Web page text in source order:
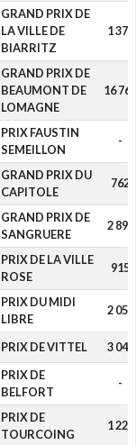
GRAND PRIX DE
LA VILLE DE
BIARRITZ
1 372
GRAND PRIX DE
BEAUMONT DE
LOMAGNE
16 769
PRIX FAUSTIN
SEMEILLON
-
GRAND PRIX DU
CAPITOLE
762
GRAND PRIX DE
SANGRUERE
2 897
PRIX DE LA VILLE
ROSE
915
PRIX DU MIDI
LIBRE
2 058
PRIX DE VITTEL 3 049
PRIX DE
BELFORT
-
PRIX DE
TOURCOING
1 220